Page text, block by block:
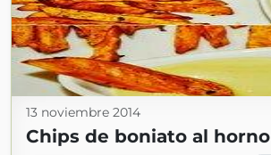
13 noviembre 2014
Chips de boniato al horno